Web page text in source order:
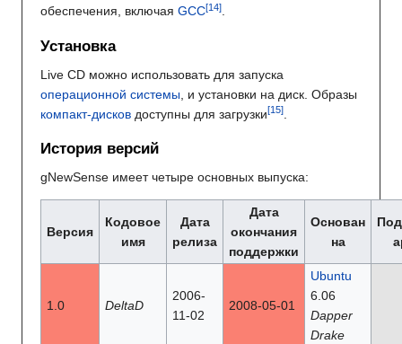
обеспечения, включая GCC .
Установка
Live CD можно использовать для запуска
операционной системы , и установки на диск. Образы
компакт-дисков доступны для загрузки
История версий
gNewSense имеет четыре основных выпуска:
Версия
Кодовое
имя
Дата
релиза
Дата
окончания
поддержки
Основан
на
1.0 DeltaD
2006-
11-02
2008-05-01
Ubuntu
6.06
Dapper
Drake